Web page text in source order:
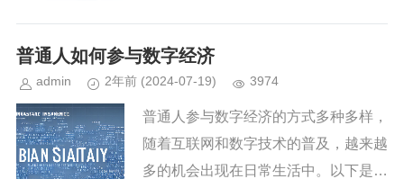
围之广、影响程度之深前所未有。从5
普通人如何参与数字经济
admin 2年前 (2024-07-19) 3974
普通人参与数字经济的方式多种多样，
随着互联网和数字技术的普及，越来越
多的机会出现在日常生活中。以下是一